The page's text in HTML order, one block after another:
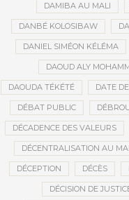
DAMIBA AU MALI
DANBÉ KOLOSIBAW
DANIEL SIMÉON KÉLÉMA
DAOUD ALY
DAOUDA TÉKÉTÉ DATE
DÉBAT PUBLIC
DÉCADENCE DES VALEURS
DÉCENTRALISATION AU
DÉCEPTION DÉCÈS
DÉCISION DE